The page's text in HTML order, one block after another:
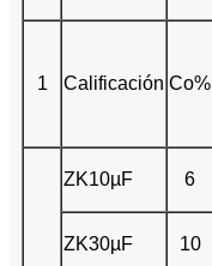
1 Calificación Co%
ZK10µF 6
ZK30µF 10